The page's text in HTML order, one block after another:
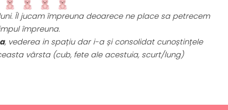
Îl jucam împreuna deoarece ne place sa petrecem
împreuna.
, vederea in spațiu dar i-a și consolidat cunoștințele
vârsta (cub, fete ale acestuia, scurt/lung)